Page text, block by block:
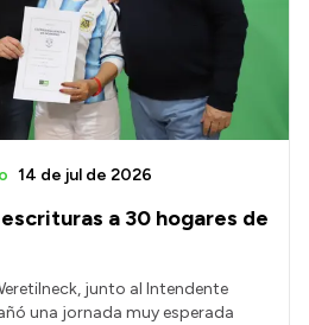
a 30 hogares de
14 de jul de 2026
junto al Intendente
una jornada muy esperada